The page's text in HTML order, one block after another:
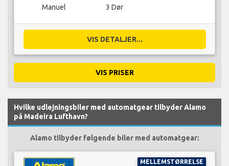
Manuel 3 Dør
VIS DETALJER...
VIS PRISER
Hvilke udlejningsbiler med automatgear tilbyder Alamo
på Madeira Lufthavn?
Alamo tilbyder følgende biler med automatgear:
MELLEMSTØRRELSE